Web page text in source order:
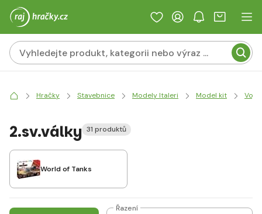
Hračky Stavebnice Modely Italeri Model kit
2.sv.války 31 produktů
World of Tanks
Řazení